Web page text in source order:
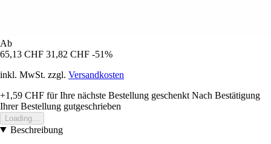
Ab
65,13 CHF 31,82 CHF -51%
inkl. MwSt. zzgl. Versandkosten
+1,59 CHF für Ihre nächste Bestellung geschenkt Nach Bestätigung
Ihrer Bestellung gutgeschrieben
Loading...
Beschreibung